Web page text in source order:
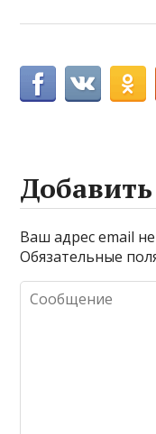
Ваш адрес email
Обязательные